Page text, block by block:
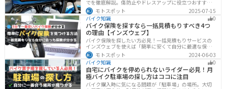
でを徹底解説。傷防止やドレスアップに役立つおすすめ
アイテムも紹介。初心者にも分かりやすい内容で、タン
クパッド選びに迷っている方に最適な情報をお届けしま
す。
モトスポット
2025-07-15
バイク知識
0
バイク保険を探すなら一括見積もりすべき4つ
の理由【インズウェブ】
バイク保険を探したい方必見！一括見積もりサービスの
インズウェブを使えば「簡単に安くて自分に最適な保険
を3分で見つける」ことができます。最大5社のバイク保
険を一気に比べることができるので、探す手間と時間が
省けます。
モトスポット
2024-06-03
バイク知識
0
自宅にバイクを停められないライダー必見！月
極バイク駐車場の探し方はココに注目
バイク購入時に気になる問題が「駐車場」の場所。大切